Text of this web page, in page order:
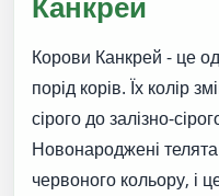
Корови Канкрей - це
порід корів. Їх колір
сірого до залізно-
Новонароджені
червоного кольору, і